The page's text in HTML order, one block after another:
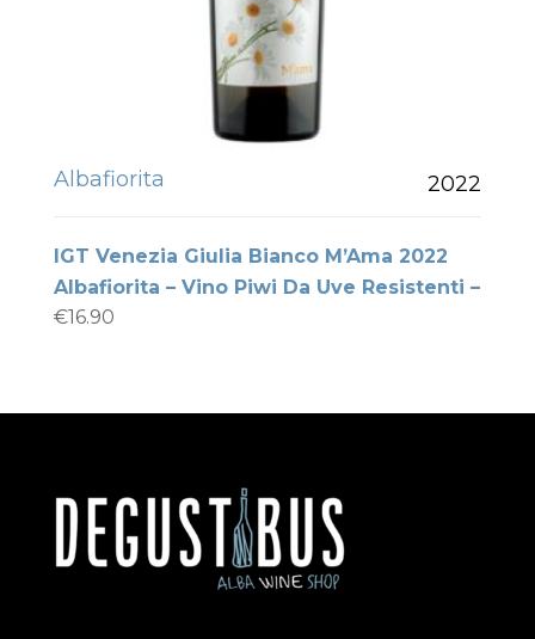
Albafiorita 2022
IGT Venezia Giulia Bianco M’Ama 2022
Albafiorita – Vino Piwi Da Uve Resistenti –
€16.90